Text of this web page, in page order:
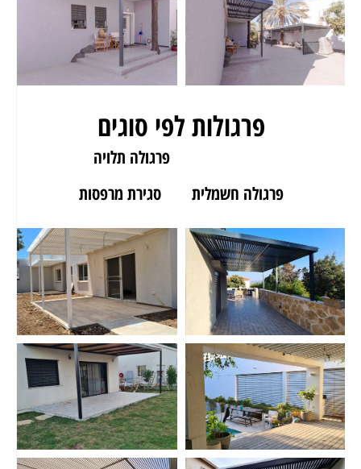
פרגולות לפי סוגים
פרגולה תלויה
פרגולה חשמלית
סגירת מרפסות